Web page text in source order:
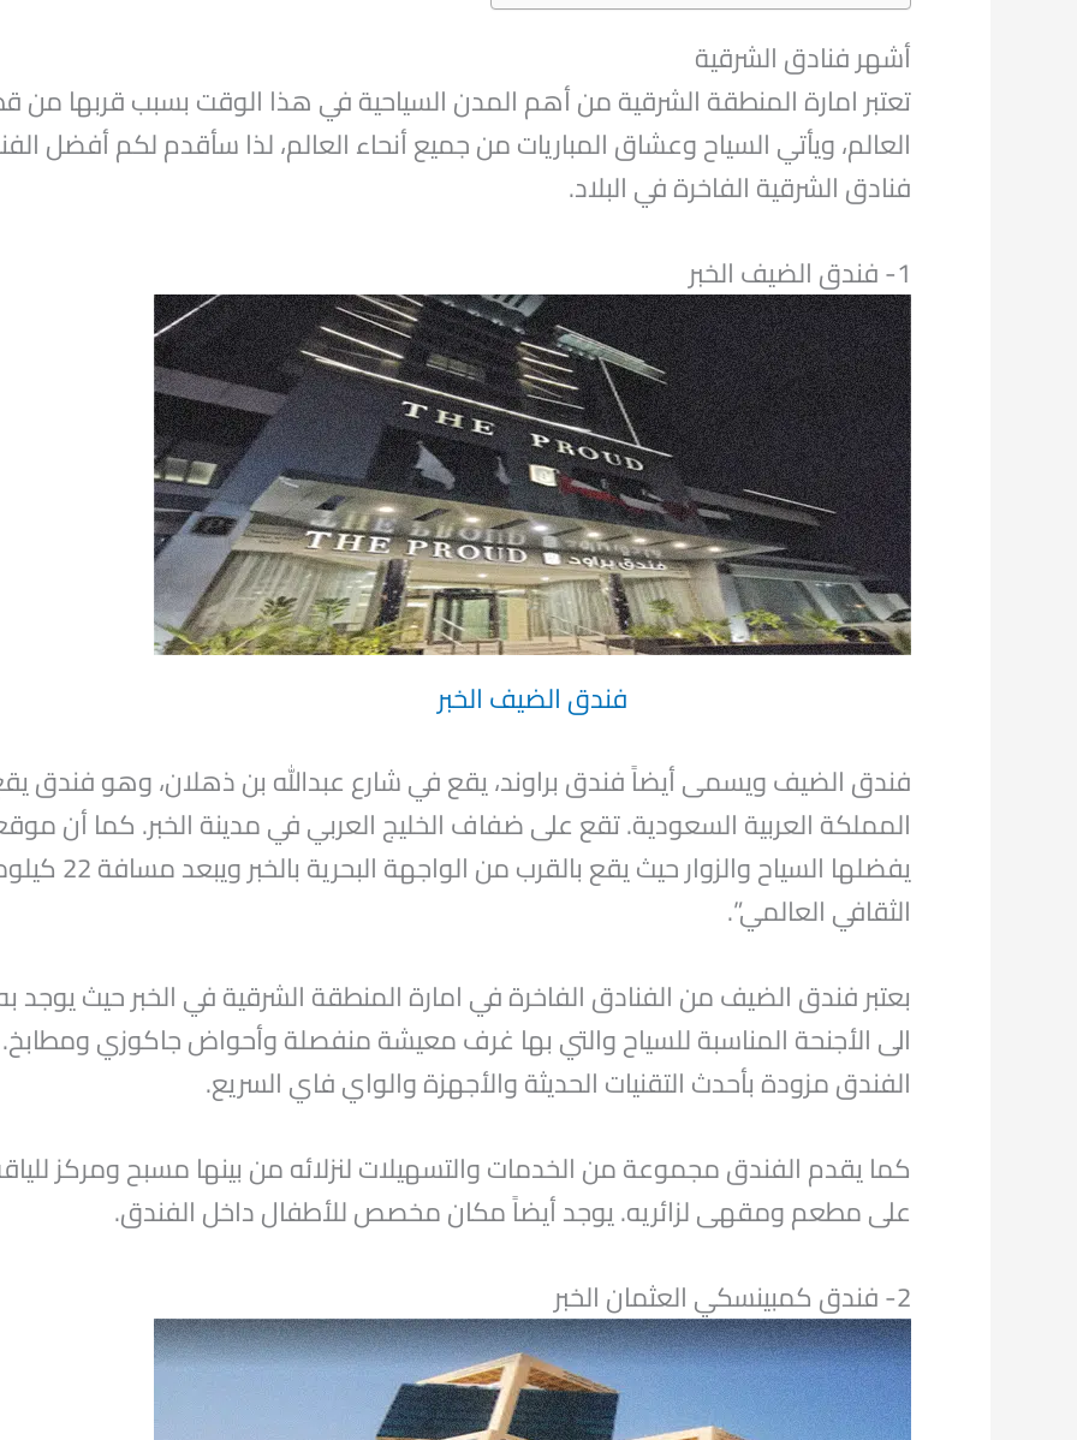
أشهر فنادق الشرقية
تعتبر امارة المنطقة الشرقية من أهم المدن السياحية في هذا الوقت بسبب قربها من
العالم، ويأتي السياح وعشاق المباريات من جميع أنحاء العالم، لذا سأقدم لكم أفضل
فنادق الشرقية الفاخرة في البلاد.
1- فندق الضيف الخبر
فندق الضيف الخبر
فندق الضيف ويسمى أيضاً فندق براوند، يقع في شارع عبدالله بن ذهلان، وهو فندق
المملكة العربية السعودية. تقع على ضفاف الخليج العربي في مدينة الخبر. كما أن
يفضلها السياح
الثقافي العالمي”.
بعتبر فندق الضيف من الفنادق الفاخرة في امارة المنطقة الشرقية في الخبر حيث يوجد
الى الأجنحة المناسبة للسياح والتي بها غرف معيشة منفصلة وأحواض جاكوزي
الفندق مزودة بأحدث التقنيات الحديثة والأجهزة والواي فاي السريع.
كما يقدم الفندق مجموعة من الخدمات والتسهيلات لنزلائه من بينها مسبح ومركز
على مطعم ومقهى لزائريه. يوجد أيضاً مكان مخصص للأطفال داخل الفندق.
2- فندق كمبينسكي العثمان الخبر